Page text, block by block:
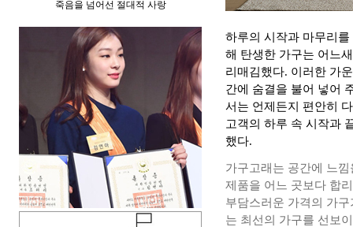
죽음을 넘어선 절대적 사랑
하루의 시작과 마무리
해 탄생한 가구는 어느
리매김했다. 이러한 가
간에 숨결을 불어 넣어
서는 언제든지 편안히
고객의 하루 속 시작과
했다.
가구고래는 공간에 느
제품을 어느 곳보다 합
부담스러운 가격의 가
는 최선의 가구를 선보